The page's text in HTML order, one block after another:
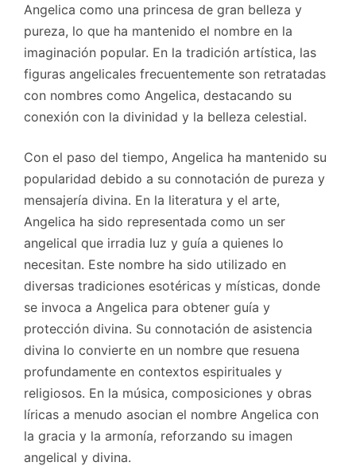
Angelica como una princesa de gran belleza y
pureza, lo que ha mantenido el nombre en la
imaginación popular. En la tradición artística, las
figuras angelicales frecuentemente son retratadas
con nombres como Angelica, destacando su
conexión con la divinidad y la belleza celestial.
Con el paso del tiempo, Angelica ha mantenido su
popularidad debido a su connotación de pureza y
mensajería divina. En la literatura y el arte,
Angelica ha sido representada como un ser
angelical que irradia luz y guía a quienes lo
necesitan. Este nombre ha sido utilizado en
diversas tradiciones esotéricas y místicas, donde
se invoca a Angelica para obtener guía y
protección divina. Su connotación de asistencia
divina lo convierte en un nombre que resuena
profundamente en contextos espirituales y
religiosos. En la música, composiciones y obras
líricas a menudo asocian el nombre Angelica con
la gracia y la armonía, reforzando su imagen
angelical y divina.